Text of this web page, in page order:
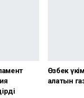
Өзбек
алатын